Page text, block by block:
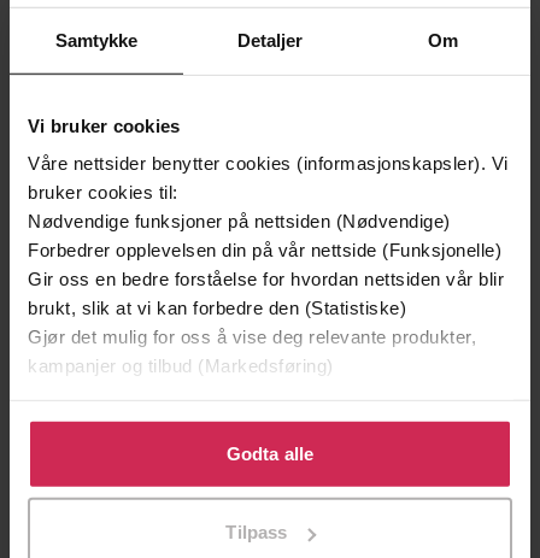
Samtykke Detaljer Om
Vi bruker cookies
Våre nettsider benytter cookies (informasjonskapsler). Vi
bruker cookies til:
Nødvendige funksjoner på nettsiden (Nødvendige)
Forbedrer opplevelsen din på vår nettside (Funksjonelle)
Gir oss en bedre forståelse for hvordan nettsiden vår blir
brukt, slik at vi kan forbedre den (Statistiske)
Gjør det mulig for oss å vise deg relevante produkter,
kampanjer og tilbud (Markedsføring)
Klikk på «Godta alle» for å gi oss ditt samtykke til å
bruke cookies for alle disse formålene. Du kan også
tilpasse ditt samtykke til spesifikke formål ved å klikke
Godta alle
Tilpass
Premium
Vinner av Rivertonprisen
199,-
Premium
Første gang på tilbud